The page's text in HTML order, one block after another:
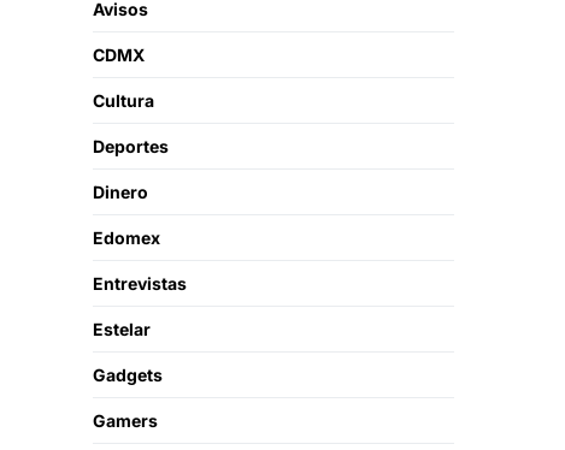
Avisos
CDMX
Cultura
Deportes
Dinero
Edomex
Entrevistas
Estelar
Gadgets
Gamers